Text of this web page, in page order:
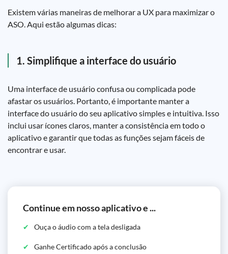
Existem várias maneiras de melhorar a UX para maximizar o
ASO. Aqui estão algumas dicas:
1. Simplifique a interface do usuário
Uma interface de usuário confusa ou complicada pode
afastar os usuários. Portanto, é importante manter a
interface do usuário do seu aplicativo simples e intuitiva. Isso
inclui usar ícones claros, manter a consistência em todo o
aplicativo e garantir que todas as funções sejam fáceis de
encontrar e usar.
Continue em nosso aplicativo e ...
Ouça o áudio com a tela desligada
Ganhe Certificado após a conclusão